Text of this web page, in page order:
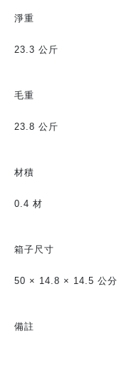
淨重
23.3 公斤
毛重
23.8 公斤
材積
0.4 材
箱子尺寸
50 × 14.8 × 14.5 公分
備註